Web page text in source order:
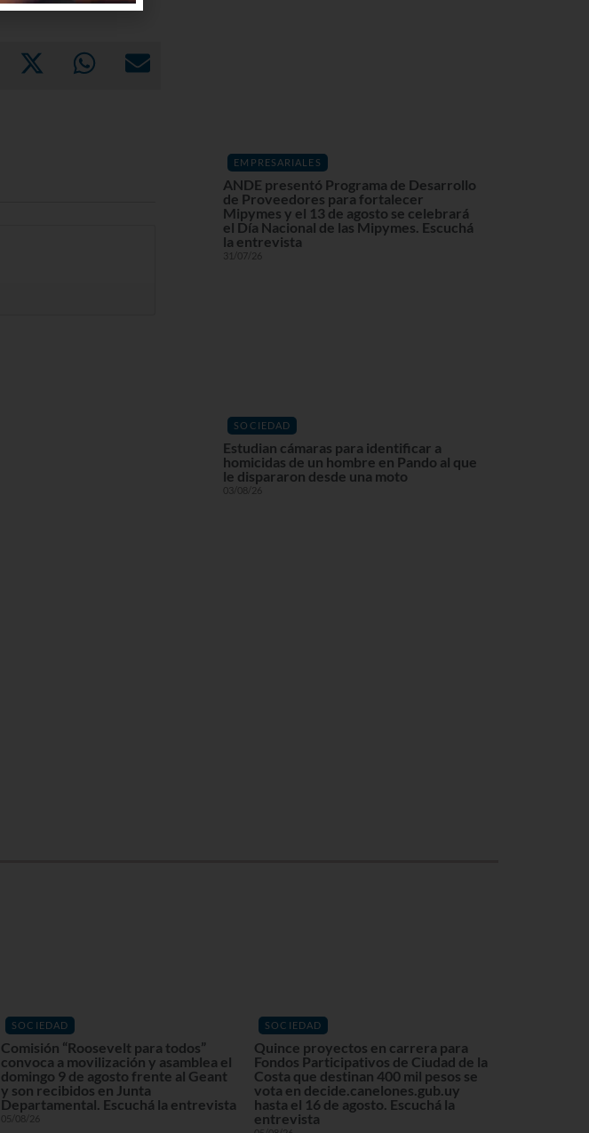
EMPRESARIALES
ANDE presentó Programa de Desarrollo
de Proveedores para fortalecer
Mipymes y el 13 de agosto se celebrará
el Día Nacional de las Mipymes. Escuchá
la entrevista
31/07/26
SOCIEDAD
Estudian cámaras para identificar a
homicidas de un hombre en Pando al que
le dispararon desde una moto
03/08/26
SOCIEDAD
Comisión “Roosevelt para todos”
convoca a movilización y asamblea el
domingo 9 de agosto frente al Geant
y son recibidos en Junta
Departamental. Escuchá la entrevista
05/08/26
SOCIEDAD
Quince proyectos en carrera para
Fondos Participativos de Ciudad de la
Costa que destinan 400 mil pesos se
vota en decide.canelones.gub.uy
hasta el 16 de agosto. Escuchá la
entrevista